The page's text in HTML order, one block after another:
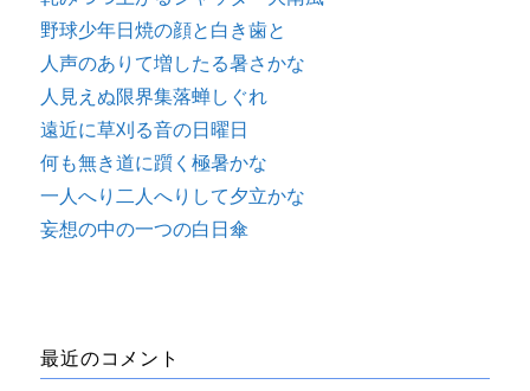
野球少年日焼の顔と白き歯と
人声のありて増したる暑さかな
人見えぬ限界集落蝉しぐれ
遠近に草刈る音の日曜日
何も無き道に躓く極暑かな
一人へり二人へりして夕立かな
妄想の中の一つの白日傘
最近のコメント